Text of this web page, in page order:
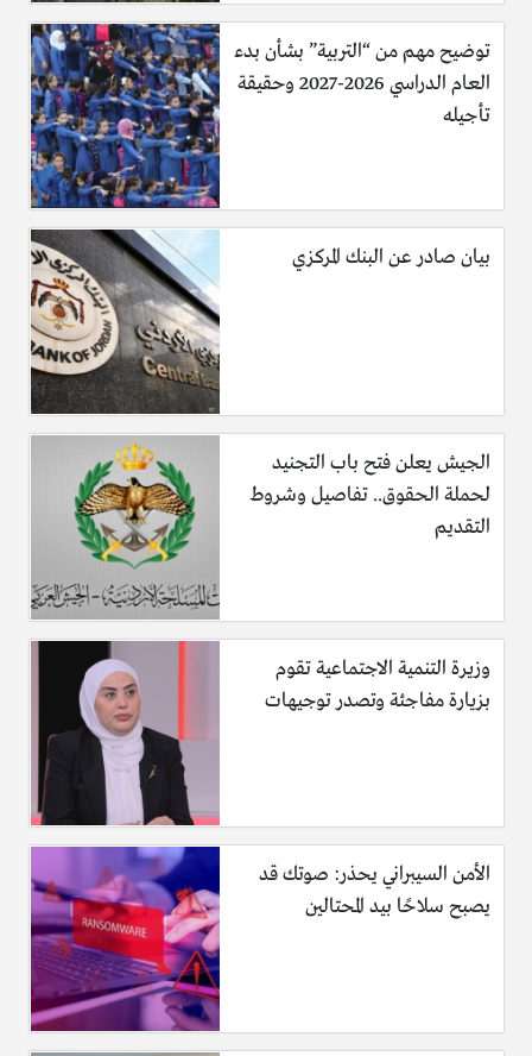
توضيح مهم من “التربية” بشأن بدء
العام الدراسي 2026-2027 وحقيقة
تأجيله
بيان صادر عن البنك المركزي
الجيش يعلن فتح باب التجنيد
لحملة الحقوق.. تفاصيل وشروط
التقديم
وزيرة التنمية الاجتماعية تقوم
بزيارة مفاجئة وتصدر توجيهات
الأمن السيبراني يحذر: صوتك قد
يصبح سلاحًا بيد المحتالين